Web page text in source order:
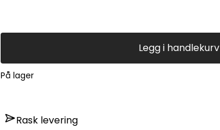
Legg i handlekurv
På lager
Rask levering